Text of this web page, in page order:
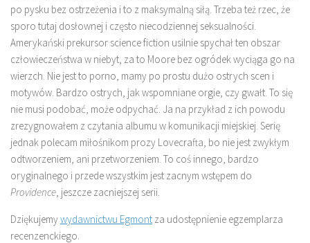
po pysku bez ostrzeżenia i to z maksymalną siłą. Trzeba też rzec, że
sporo tutaj dosłownej i często niecodziennej seksualności.
Amerykański prekursor science fiction usilnie spychał ten obszar
człowieczeństwa w niebyt, za to Moore bez ogródek wyciąga go na
wierzch. Nie jest to porno, mamy po prostu dużo ostrych scen i
motywów. Bardzo ostrych, jak wspomniane orgie, czy gwałt. To się
nie musi podobać, może odpychać. Ja na przykład z ich powodu
zrezygnowałem z czytania albumu w komunikacji miejskiej. Serię
jednak polecam miłośnikom prozy Lovecrafta, bo nie jest zwykłym
odtworzeniem, ani przetworzeniem. To coś innego, bardzo
oryginalnego i przede wszystkim jest zacnym wstępem do
Providence, jeszcze zacniejszej serii.
Dziękujemywydawnictwu Egmont za udostępnienie egzemplarza
recenzenckiego.